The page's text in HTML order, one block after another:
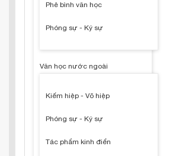
Phê bình văn học
Phóng sự - Ký sự
Văn học nước ngoài
Kiếm hiệp - Võ hiệp
Phóng sự - Ký sự
Tác phẩm kinh điển